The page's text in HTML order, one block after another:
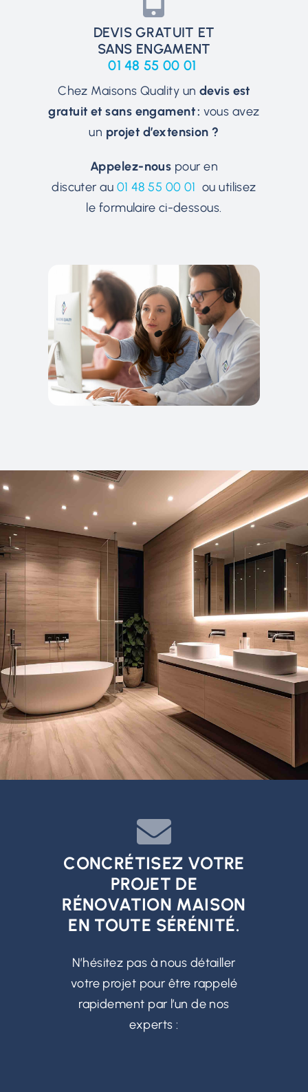
DEVIS GRATUIT ET
SANS ENGAMENT
01 48 55 00 01
Chez Maisons Quality un devis est
gratuit et sans engament : vous avez
un projet d’extension ?
Appelez-nous pour en
discuter au 01 48 55 00 01 ou utilisez
le formulaire ci-dessous.
CONCRÉTISEZ VOTRE
PROJET DE
RÉNOVATION MAISON
EN TOUTE SÉRÉNITÉ.
N’hésitez pas à nous détailler
votre projet pour être rappelé
rapidement par l’un de nos
experts :